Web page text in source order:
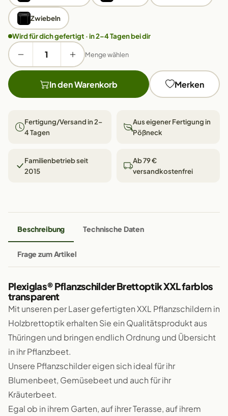
Zwiebeln
Wird für dich gefertigt · in 2–4 Tagen bei dir
Menge wählen
In den Warenkorb Merken
Fertigung/Versand in 2–
4 Tagen
Aus eigener Fertigung in
Pößneck
Familienbetrieb seit
2015
Ab 79 €
versandkostenfrei
Beschreibung Technische Daten
Frage zum Artikel
Plexiglas® Pflanzschilder Brettoptik XXL farblos
transparent
Mit unseren per Laser gefertigten XXL Pflanzschildern in
Holzbrettoptik erhalten Sie ein Qualitätsprodukt aus
Thüringen und bringen endlich Ordnung und Übersicht
in ihr Pflanzbeet.
Unsere Pflanzschilder eigen sich ideal für ihr
Blumenbeet, Gemüsebeet und auch für ihr
Kräuterbeet.
Egal ob in ihrem Garten, auf ihrer Terasse, auf ihrem